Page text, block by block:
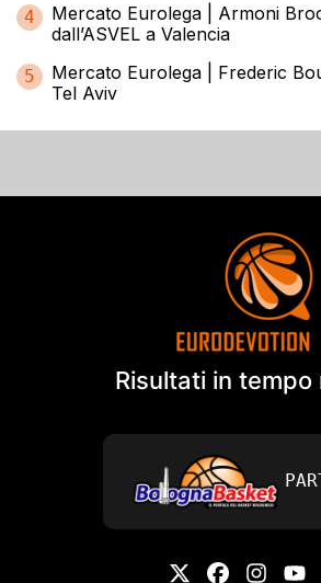
4
Mercato Eurolega | Armoni
dall’ASVEL a Valencia
5
Mercato Eurolega | Frederic
Tel Aviv
Risultati in tempo